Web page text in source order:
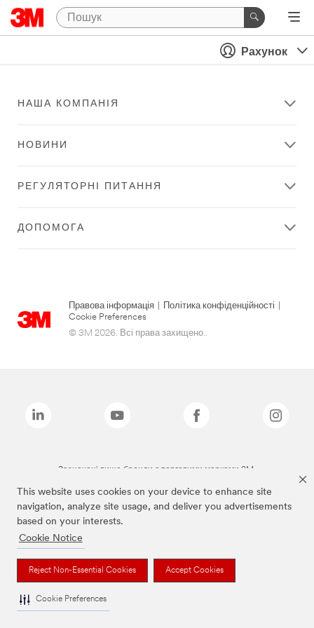
This website uses cookies on your device to enhance site
navigation, analyze site usage, and deliver you advertisements
based on your interests.
Cookie Notice
Reject Non-Essential Cookies Accept Cookies
Cookie Preferences
Рахунок
НАША КОМПАНІЯ
НОВИНИ
РЕГУЛЯТОРНІ ПИТАННЯ
ДОПОМОГА
Правова інформація Політика конфіденційності
Cookie Preferences
© 3M 2026. Всі права захищено..
Зазначені вище бренди є торговими марками 3M.